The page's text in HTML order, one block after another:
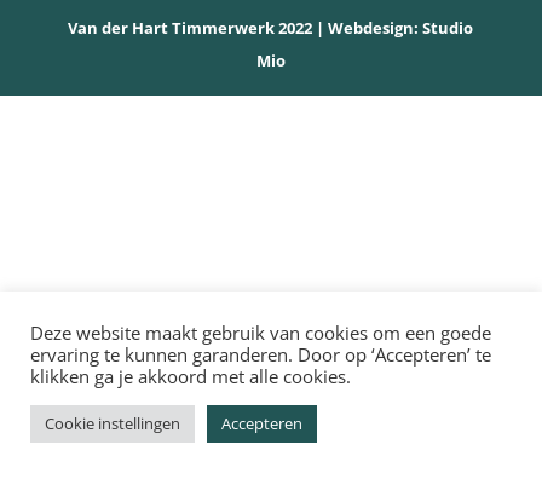
Van der Hart Timmerwerk 2022 | Webdesign:Studio
Mio
Deze website maakt gebruik van cookies om een goede
ervaring te kunnen garanderen. Door op ‘Accepteren’ te
klikken ga je akkoord met alle cookies.
Cookie instellingen Accepteren